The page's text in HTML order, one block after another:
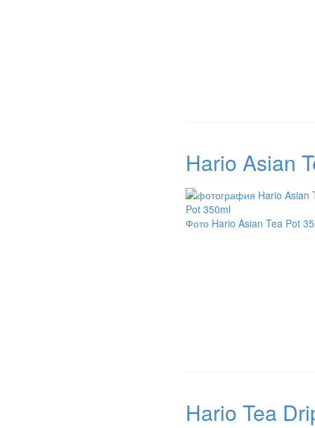
Hario Asian
Фото Hario Asian Tea Pot
Hario Tea